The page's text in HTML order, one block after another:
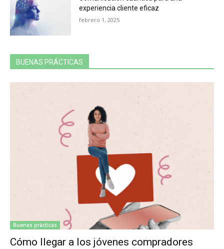
experiencia cliente eficaz
febrero 1, 2025
BUENAS PRÁCTICAS
Buenas prácticas
Cómo llegar a los jóvenes compradores